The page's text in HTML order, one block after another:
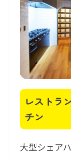
レストラ
チン
大型シェア